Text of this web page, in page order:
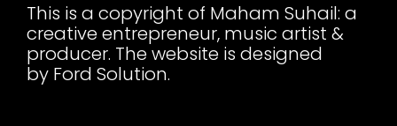
This is a copyright of Maham Suhail: a
creative entrepreneur, music artist &
producer. The website is designed
by Ford Solution.